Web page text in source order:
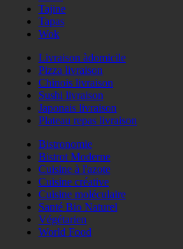
Tajine
Tapas
Wok
Livraison àdomicile
Pizza livraison
Chinois livraison
Sushi livraison
Japonais livraison
Plateau repas livraison
Bistronomie
Bistrot Moderne
Cuisine à l'azote
Cuisine créative
Cuisine moléculaire
Santé Bio Naturel
Végétarien
World Food